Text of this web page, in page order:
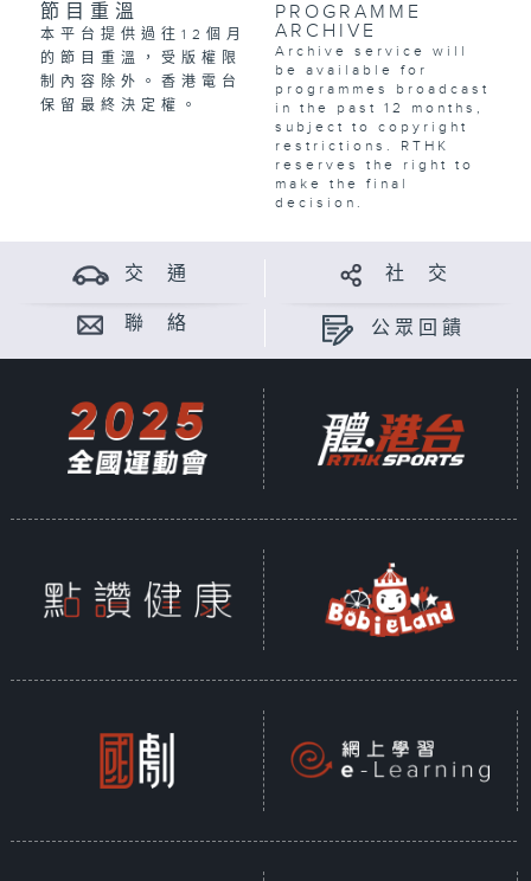
節目重溫
本平台提供過往12個月
的節目重溫，受版權限
制內容除外。香港電台
保留最終決定權。
PROGRAMME
ARCHIVE
Archive service will
be available for
programmes broadcast
in the past 12 months,
subject to copyright
restrictions. RTHK
reserves the right to
make the final
decision.
交 通 社 交
聯 絡 公眾回饋